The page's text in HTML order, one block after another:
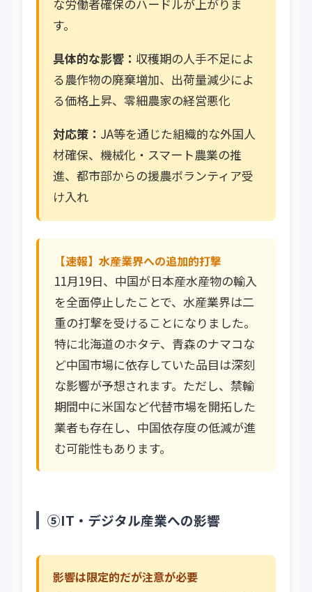
な労働者確保のハードルが上がりま
す。
具体的な影響：収穫期の人手不足によ
る農作物の廃棄増加、出荷量減少によ
る価格上昇、零細農家の経営悪化
対応策： JA等を通じた組織的な外国人
材確保、機械化・スマート農業の推
進、都市部からの援農ボランティア受
け入れ
【速報】水産業界への追加的打撃
11月19日、中国が日本産水産物の輸入
を全面停止したことで、水産業界は二
重の打撃を受けることになりました。
特に北海道のホタテ、青森のナマコな
ど中国市場に依存していた品目は深刻
な影響が予想されます。ただし、禁輸
期間中に米国など代替市場を開拓した
業者も存在し、中国依存度の低減が進
む可能性もあります。
⑤IT・デジタル産業への影響
影響は限定的だが注意が必要